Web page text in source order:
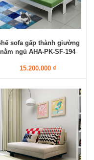
sofa gấp thành giường
nằm ngủ AHA-PK-SF-194
15.200.000 ₫